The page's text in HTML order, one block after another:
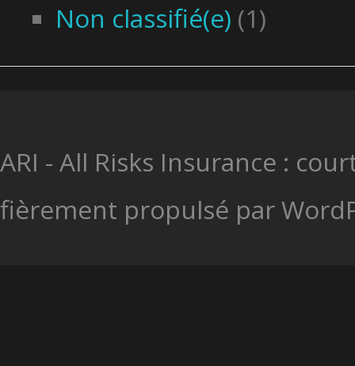
Non classifié(e) (1)
ARI - All Risks Insurance :
fièrement propulsé par